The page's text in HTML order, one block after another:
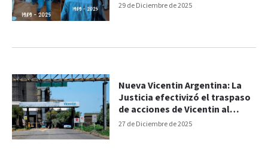
29 de Diciembre de 2025
27 de Diciembre de 2025
Nueva Vicentin Argentina: La
Justicia efectivizó el traspaso
de acciones de Vicentin al
Grupo Grassi